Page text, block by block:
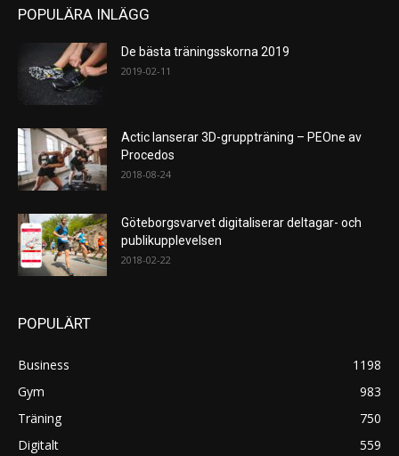
POPULÄRA INLÄGG
De bästa träningsskorna 2019
2019-02-11
Actic lanserar 3D-gruppträning – PEOne av
Procedos
2018-08-24
Göteborgsvarvet digitaliserar deltagar- och
publikupplevelsen
2018-02-22
POPULÄRT
Business
1198
Gym
983
Träning
750
Digitalt
559